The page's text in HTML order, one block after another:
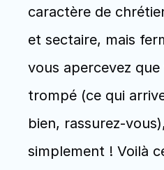
caractère de
et sectaire, mais
vous apercevez
trompé (ce qui
bien, rassurez-
simplement ! Voilà